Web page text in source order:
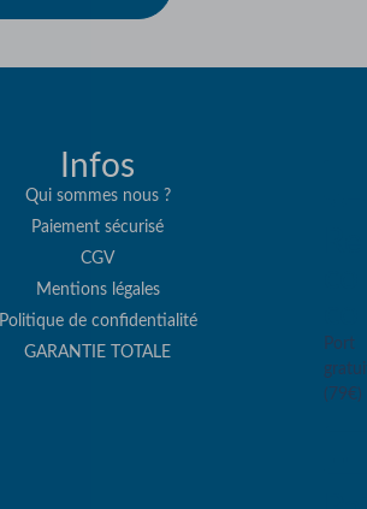
Infos
Qui sommes nous ?
Paiement sécurisé
CGV
Mentions légales
Politique de confidentialité
GARANTIE TOTALE
Port
(79€)